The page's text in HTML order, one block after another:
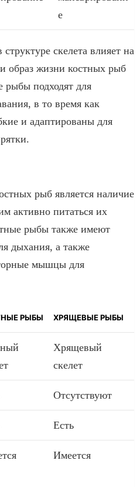
е
скелета влияет на
образ жизни костных рыб
подходят для
в то время как
и адаптированы для
рыб является наличие
активно питаться их
рыбы также имеют
дыхания, а также
мышцы для
РЫБЫ ХРЯЩЕВЫЕ РЫБЫ
Хрящевый
скелет
Отсутствуют
Есть
Имеется